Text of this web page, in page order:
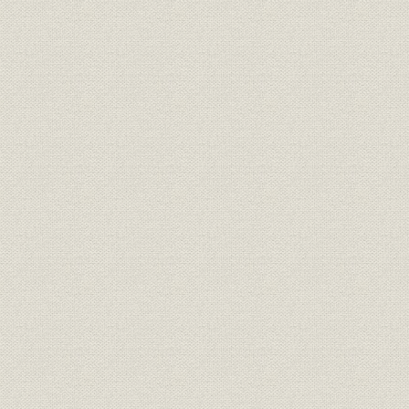
第2 大阪・神戸間の建設
1 測量および線路の選定
2 用地の取得
3 工事の経過
4 開通後の改良工事
第3 京都・大阪間の建設
1 測量および線路の選定
2 用地の取得
3 工事の経過
4 開通後の改良工事
第4 京都・敦賀間の建設